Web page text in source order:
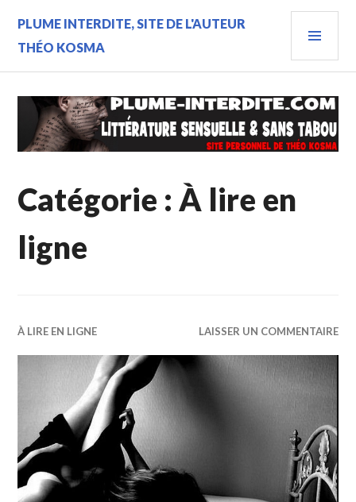
contenu
PLUME INTERDITE, SITE DE L'AUTEUR
THÉO KOSMA
Catégorie : À lire en
ligne
À LIRE EN LIGNE LAISSER UN COMMENTAIRE